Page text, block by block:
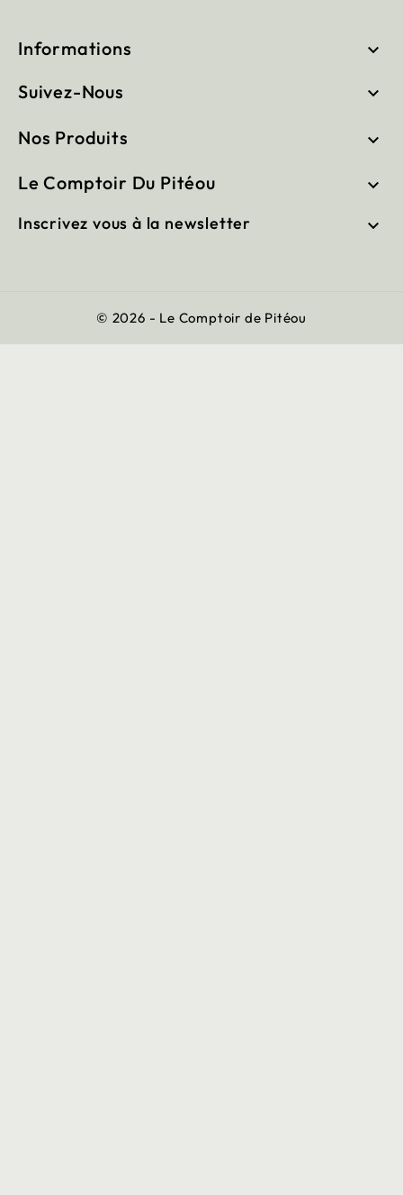
Informations 
Suivez-Nous 
Nos Produits 
Le Comptoir Du Pitéou 
Inscrivez vous à la newsletter 
© 2026 - Le Comptoir de Pitéou